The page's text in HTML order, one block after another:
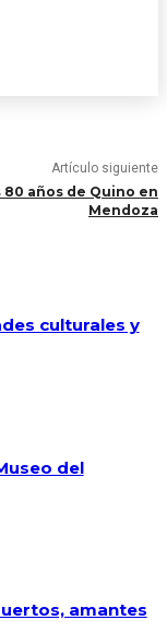
Artículo siguiente
80 años de Quino en
Mendoza
culturales y
del
amantes